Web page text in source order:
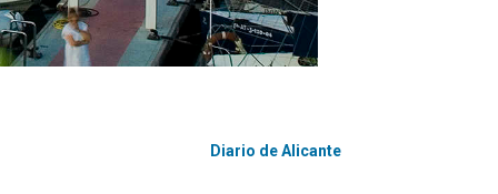
Diario de Alicante